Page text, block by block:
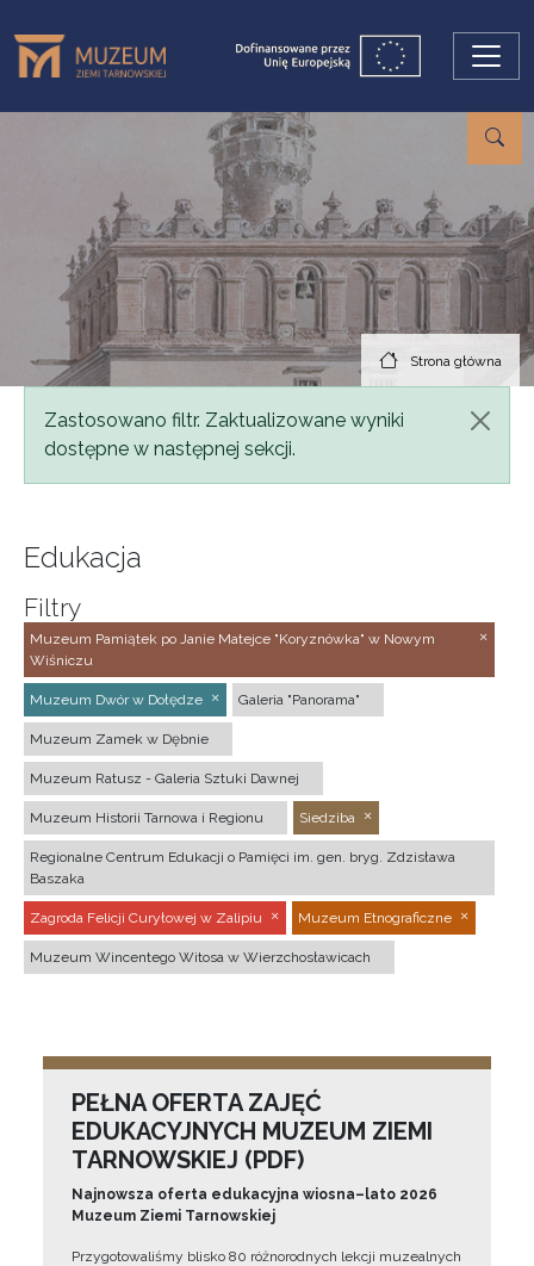
Strona główna
Komunikat
Zastosowano filtr. Zaktualizowane wyniki
dostępne w następnej sekcji.
Edukacja
Filtry
Muzeum Pamiątek po Janie Matejce "Koryznówka" w Nowym
Wiśniczu
Muzeum Dwór w Dołędze Galeria "Panorama"
Muzeum Zamek w Dębnie
Muzeum Ratusz - Galeria Sztuki Dawnej
Muzeum Historii Tarnowa i Regionu Siedziba
Regionalne Centrum Edukacji o Pamięci im. gen. bryg. Zdzisława
Baszaka
Zagroda Felicji Curyłowej w Zalipiu Muzeum Etnograficzne
Muzeum Wincentego Witosa w Wierzchosławicach
PEŁNA OFERTA ZAJĘĆ
EDUKACYJNYCH MUZEUM ZIEMI
TARNOWSKIEJ (PDF)
Najnowsza oferta edukacyjna wiosna–lato 2026
Muzeum Ziemi Tarnowskiej
Przygotowaliśmy blisko 80 różnorodnych lekcji muzealnych